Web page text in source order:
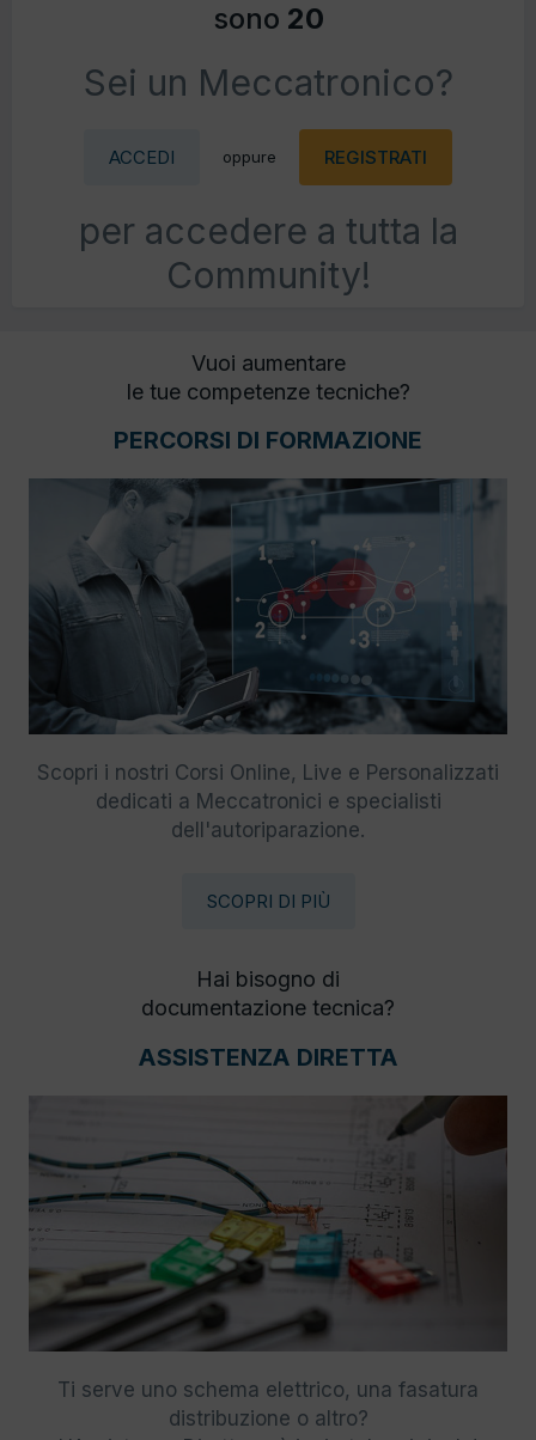
sono 20
Sei un Meccatronico?
ACCEDI oppure REGISTRATI
per accedere a tutta la
Community!
Vuoi aumentare
le tue competenze tecniche?
PERCORSI DI FORMAZIONE
Scopri i nostri Corsi Online, Live e Personalizzati
dedicati a Meccatronici e specialisti
dell'autoriparazione.
SCOPRI DI PIÙ
Hai bisogno di
documentazione tecnica?
ASSISTENZA DIRETTA
Ti serve uno schema elettrico, una fasatura
distribuzione o altro?